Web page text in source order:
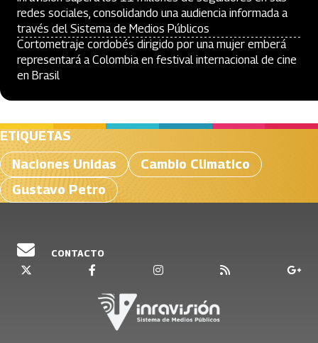
redes sociales, consolidando una audiencia informada a
través del Sistema de Medios Públicos
Cortometraje cordobés dirigido por una mujer emberá
representará a Colombia en festival internacional de cine
en Brasil
ETIQUETAS
Naciones Unidas
Cambio Climatico
Gustavo Petro
CONTACTO